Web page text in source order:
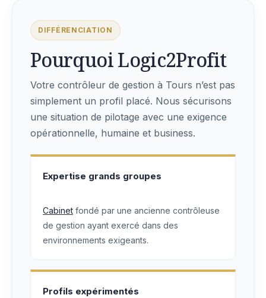
DIFFÉRENCIATION
Pourquoi Logic2Profit
Votre contrôleur de gestion à Tours n’est pas
simplement un profil placé. Nous sécurisons
une situation de pilotage avec une exigence
opérationnelle, humaine et business.
Expertise grands groupes
Cabinet fondé par une ancienne contrôleuse
de gestion ayant exercé dans des
environnements exigeants.
Profils expérimentés